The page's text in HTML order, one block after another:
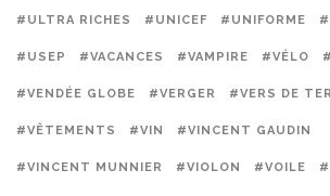
#ULTRA RICHES #UNICEF #UNIFORME
#USEP #VACANCES #VAMPIRE #VÉLO
#VENDÉE GLOBE #VERGER #VERS DE
#VÊTEMENTS #VIN #VINCENT GAUDIN
#VINCENT MUNNIER #VIOLON #VOILE